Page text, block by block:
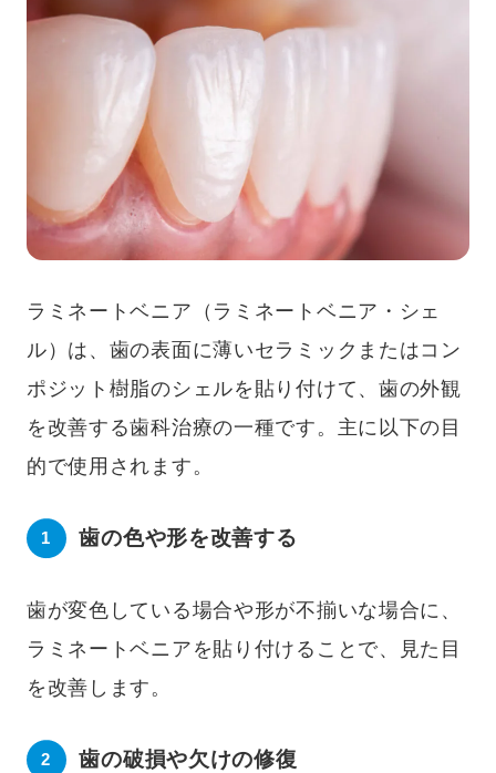
ラミネートベニア（ラミネートベニア・シェ
ル）は、歯の表面に薄いセラミックまたはコン
ポジット樹脂のシェルを貼り付けて、歯の外観
を改善する歯科治療の一種です。主に以下の目
的で使用されます。
歯の色や形を改善する
歯が変色している場合や形が不揃いな場合に、
ラミネートベニアを貼り付けることで、見た目
を改善します。
歯の破損や欠けの修復